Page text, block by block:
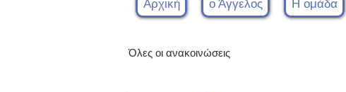
Αρχική ο Άγγελος Η ομάδα
Όλες οι ανακοινώσεις